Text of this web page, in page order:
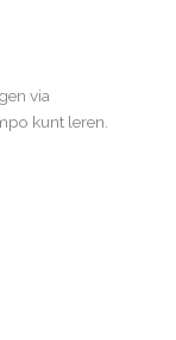
via
kunt leren.